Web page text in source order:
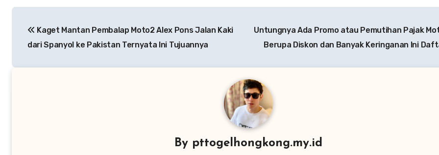
pos Kaget Mantan Pembalap Moto2 Alex Pons Jalan Kaki
dari Spanyol ke Pakistan Ternyata Ini Tujuannya
Untungnya Ada Promo atau Pemutihan Pajak
Berupa Diskon dan Banyak Keringanan Ini
By pttogelhongkong.my.id